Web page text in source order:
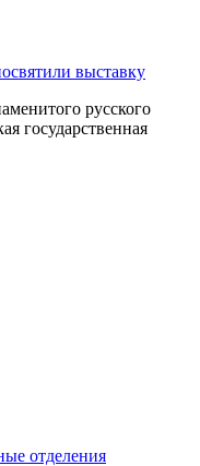
выставку
русского
государственная
отделения